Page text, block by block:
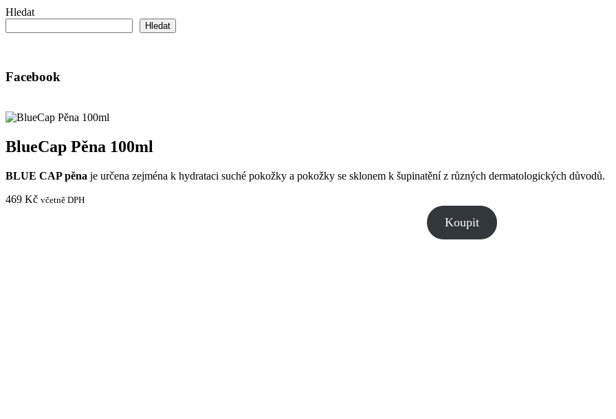
Hledat
Hledat
Facebook
BlueCap Pěna 100ml
BLUE CAP pěna je určena zejména k hydrataci suché pokožky a pokožky se sklonem k šupinatění z různých dermatologických důvodů.
469 Kč včetně DPH
Koupit